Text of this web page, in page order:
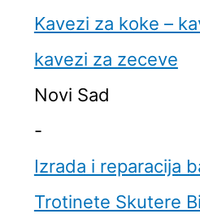
Kavezi za koke –
kavezi za zeceve
Novi Sad
-
Izrada i reparacija
Trotinete Skutere